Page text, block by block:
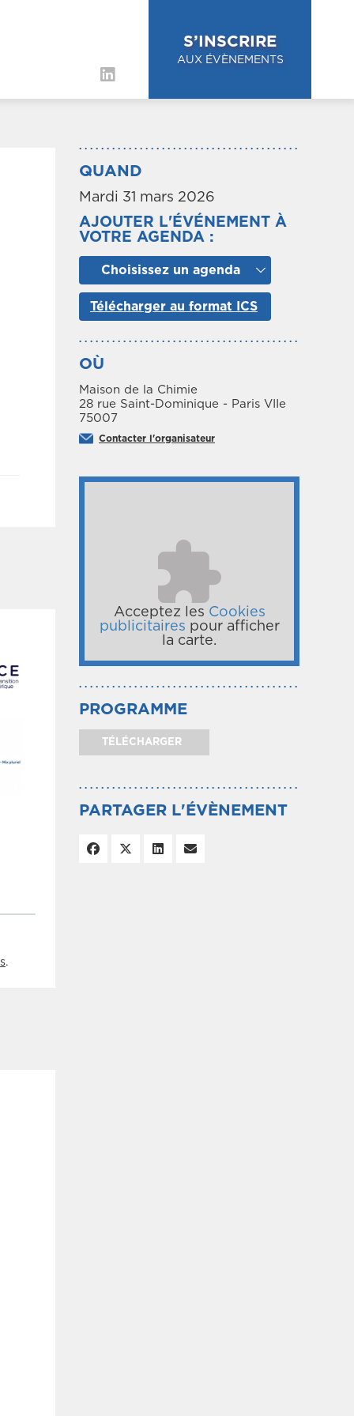
S’INSCRIRE
AUX ÉVÈNEMENTS
.
QUAND
Mardi 31 mars 2026
AJOUTER L'ÉVÉNEMENT À
VOTRE AGENDA :
Choisissez un agenda
Télécharger au format ICS
OÙ
Maison de la Chimie
28 rue Saint-Dominique - Paris VIIe
75007
Contacter l'organisateur
Acceptez les Cookies
publicitaires pour afficher
la carte.
PROGRAMME
TÉLÉCHARGER
PARTAGER L'ÉVÈNEMENT